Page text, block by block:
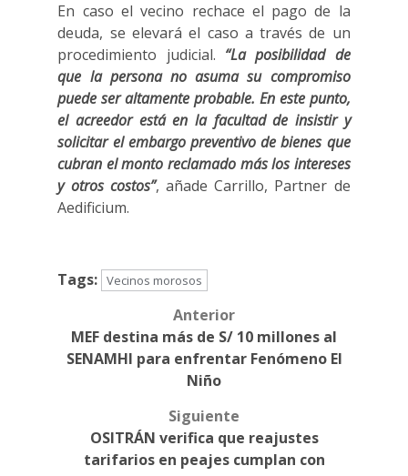
En caso el vecino rechace el pago de la
deuda, se elevará el caso a través de un
procedimiento judicial. “La posibilidad de
que la persona no asuma su compromiso
puede ser altamente probable. En este punto,
el acreedor está en la facultad de insistir y
solicitar el embargo preventivo de bienes que
cubran el monto reclamado más los intereses
y otros costos”, añade Carrillo, Partner de
Aedificium.
Tags: Vecinos morosos
navigation
Anterior
MEF destina más de S/ 10 millones al
SENAMHI para enfrentar Fenómeno El
Niño
Siguiente
OSITRÁN verifica que reajustes
tarifarios en peajes cumplan con